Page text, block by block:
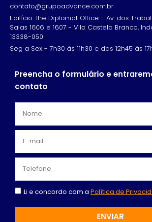
contato@grupoadvance.com.br
Edifício The Diplomat Office - Av. dos
Salas 1606 e 1607 - Vila Castelo Branco,
13338-050
Seg a Sex - 7h30 às 11h30 e das 12h45 às
Preencha o formulário e
contato
Li e concordo com a Política de
ENVIAR